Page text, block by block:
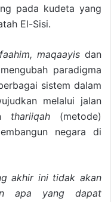
pada kudeta yang
El-Sisi.
maqaayis dan
paradigma
sistem dalam
melalui jalan
thariiqah(metode)
negara di
akhir ini tidak akan
apa yang dapat